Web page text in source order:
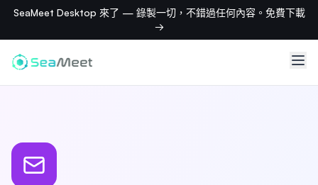
SeaMeet Desktop 來了 — 錄製一切，不錯過任何內容。免費下載
→